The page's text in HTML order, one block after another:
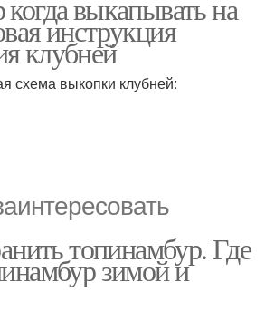
выкапывать на
инструкция
клубней
схема выкопки клубней:
топинамбур. Где
зимой и